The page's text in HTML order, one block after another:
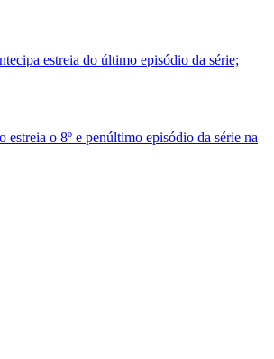
estreia do último episódio da série;
estreia o 8º e penúltimo episódio da série na